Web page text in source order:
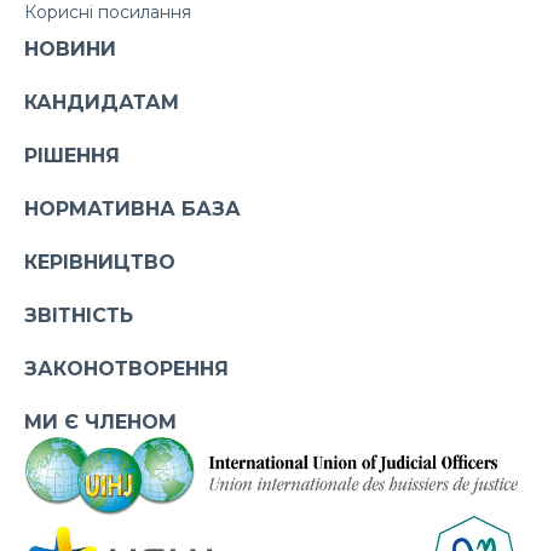
Корисні посилання
НОВИНИ
КАНДИДАТАМ
РІШЕННЯ
НОРМАТИВНА БАЗА
КЕРІВНИЦТВО
ЗВІТНІСТЬ
ЗАКОНОТВОРЕННЯ
МИ Є ЧЛЕНОМ